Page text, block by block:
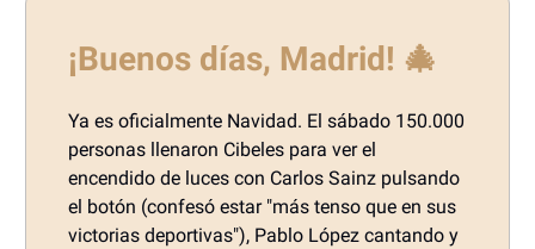
¡Buenos días, Madrid! 🎄
Ya es oficialmente Navidad. El sábado 150.000
personas llenaron Cibeles para ver el
encendido de luces con Carlos Sainz pulsando
el botón (confesó estar "más tenso que en sus
victorias deportivas"), Pablo López cantando y